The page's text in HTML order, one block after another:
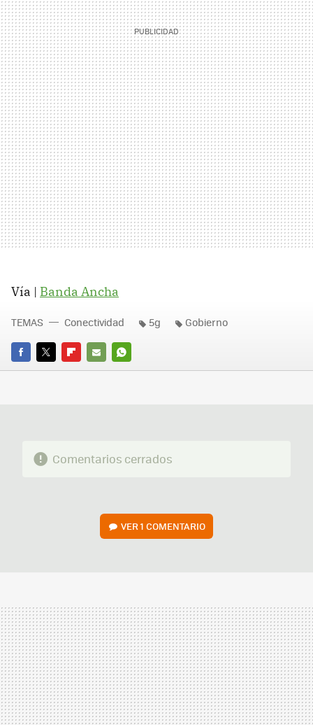
Vía | Banda Ancha
FACEBOOK
TWITTERFLIPBOARD
E-
WHATSAPP
TEMAS Conectividad 5g Gobierno
Comentarios cerrados
VER1 COMENTARIO